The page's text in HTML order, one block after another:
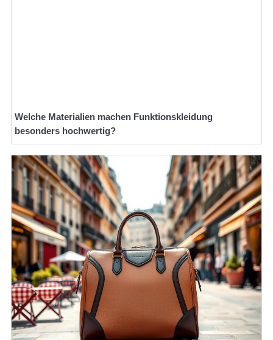
Welche Materialien machen Funktionskleidung
besonders hochwertig?